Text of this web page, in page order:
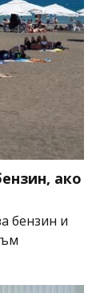
ако
бензин и